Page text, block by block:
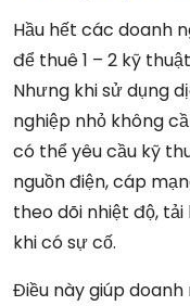
Hầu hết các doanh
để thuê 1 – 2 kỹ
Nhưng khi sử dụng
nghiệp nhỏ không
có thể yêu cầu kỹ
nguồn điện, cáp
theo dõi nhiệt độ,
khi có sự cố.
Điều này giúp